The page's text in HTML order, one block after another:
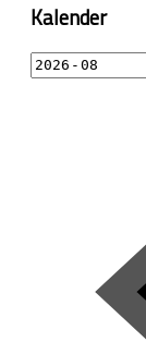
Kalender